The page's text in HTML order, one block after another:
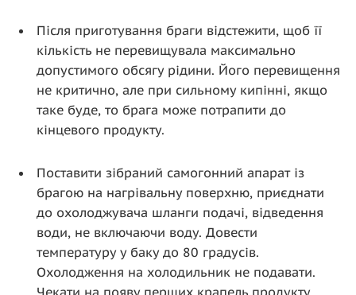
Після приготування браги відстежити, щоб її
кількість не перевищувала максимально
допустимого обсягу рідини. Його перевищення
не критично, але при сильному кипінні, якщо
таке буде, то брага може потрапити до
кінцевого продукту.
Поставити зібраний самогонний апарат із
брагою на нагрівальну поверхню, приєднати
до охолоджувача шланги подачі, відведення
води, не включаючи воду. Довести
температуру у баку до 80 градусів.
Охолодження на холодильник не подавати.
Чекати на появу перших крапель продукту.